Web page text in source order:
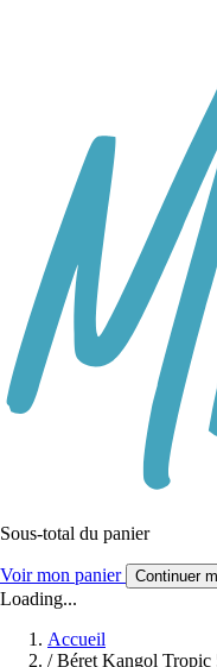
Sous-total du panier
Voir mon panier Continuer
Loading...
Accueil
/ Béret Kangol Tropic